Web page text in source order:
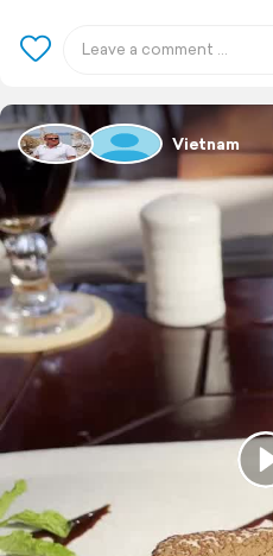
Vietnam